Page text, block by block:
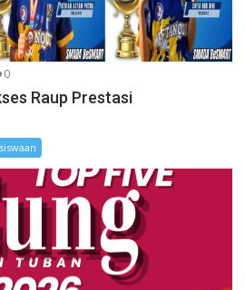
0
Raup Prestasi